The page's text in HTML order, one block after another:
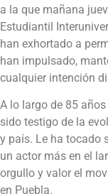
a la que mañana
Estudiantil
han exhortado a
han impulsado,
cualquier intención
A lo largo de 85
sido testigo de la
y país. Le ha tocado
un actor más en el
orgullo y valor el
en Puebla.